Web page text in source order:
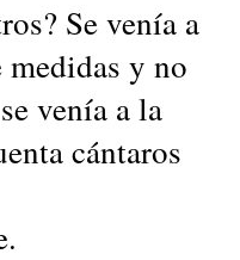
Se venía a
y no
venía a la
cántaros